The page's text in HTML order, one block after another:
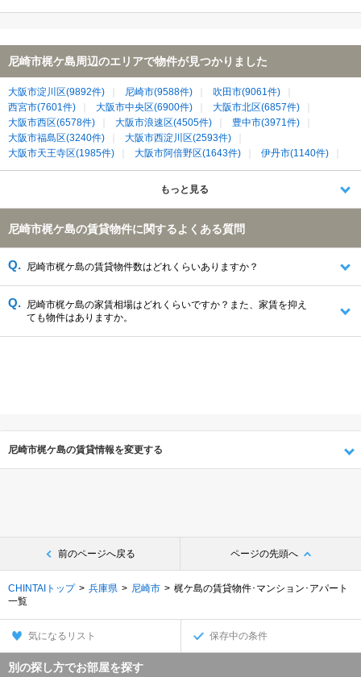
尼崎市梶ケ島周辺のエリアで物件が見つかりました
大阪市淀川区(9892件) 尼崎市(9588件)
吹田市(9061件)
西宮市(7601件)
大阪市中央区(6900件)
大阪市北区(6857件)
大阪市西区(6578件)
大阪市浪速区(4505件)
豊中市(3971件)
大阪市福島区(3240件)
大阪市西淀川区(2593件)
大阪市天王寺区(1985件)
大阪市阿倍野区(1643件)
伊丹市(1140件)
宝塚市(1113件)
大阪市港区(1098件)
芦屋市(1095件)
大阪市大正区(494件)
もっと見る
尼崎市梶ケ島の賃貸物件に関するよくある質問
尼崎市梶ケ島の賃貸物件数はどれくらいありますか？
尼崎市梶ケ島の家賃相場はどれくらいですか？また、家賃を抑え
ても物件はありますか。
尼崎市梶ケ島の賃貸情報を変更する
前のページへ戻る ページの先頭へ
CHINTAIトップ 兵庫県 尼崎市
梶ケ島の賃貸物件･マンション･アパート
一覧
気になるリスト 保存中の条件
別の探し方でお部屋を探す